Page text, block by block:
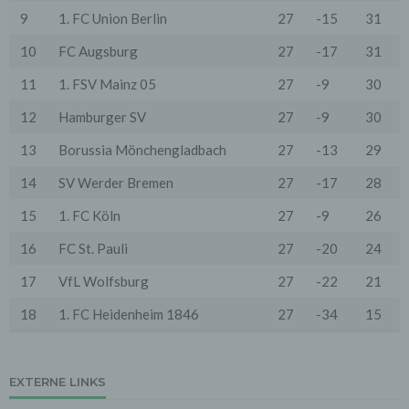
9
1. FC Union Berlin 27 -15
31
10
FC Augsburg 27 -17
31
11
1. FSV Mainz 05 27 -9
30
12
Hamburger SV 27 -9
30
13
Borussia Mönchengladbach 27 -13
29
14
SV Werder Bremen 27 -17
28
15
1. FC Köln 27 -9
26
16
FC St. Pauli 27 -20
24
17
VfL Wolfsburg 27 -22
21
18
1. FC Heidenheim 1846 27 -34 15
EXTERNE LINKS
des Abrufs, übertragene Datenmenge, Meldung über
Betriebssystem des Nutzers, Referrer URL (die zuvor
Provider.
Wir verwenden die Protokolldaten ohne Zuordnung zur
Person des Nutzers oder sonstiger Profilerstellung
entsprechend den gesetzlichen Bestimmungen nur für
statistische Auswertungen zum Zweck des Betriebs,
der Sicherheit und der Optimierung unseres
Onlineangebotes. Wir behalten uns jedoch vor, die
aufgrund konkreter Anhaltspunkte der berechtigte
Cookies sind Informationen, die von unserem
Browser der Nutzer übertragen und dort für einen
dieser Datenschutzerklärung informiert.